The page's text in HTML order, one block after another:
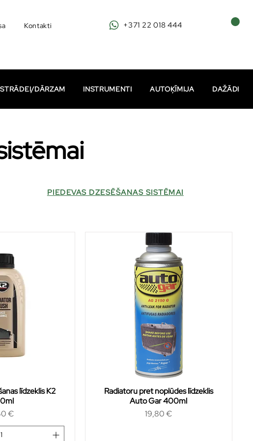
Kontakti +371 22 018 444
DĀRZAM INSTRUMENTI AUTOĶĪMIJA DAŽĀDI
PIEDEVAS DZESĒŠANAS SISTĒMAI
līdzeklis K2
€
Radiatoru pret noplūdes līdzeklis
Auto Gar 400ml
Cena
19,80 €